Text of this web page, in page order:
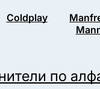
Coldplay
по